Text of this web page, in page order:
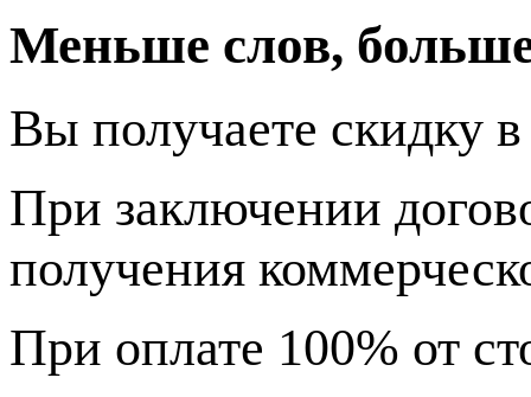
Меньше слов,
Вы получаете скидку
При заключении
получения
При оплате 100% от